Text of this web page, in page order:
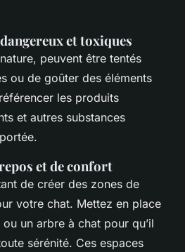
et toxiques
peuvent être tentés
ou de goûter des éléments
les produits
et autres substances
et de confort
de créer des zones de
votre chat. Mettez en place
un arbre à chat pour qu’il
sérénité. Ces espaces